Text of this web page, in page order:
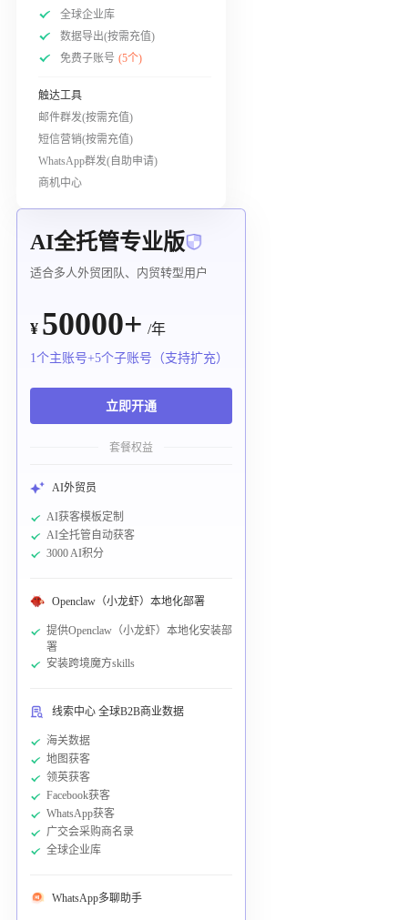
全球企业库
数据导出(按需充值)
免费子账号 (5个)
触达工具
邮件群发(按需充值)
短信营销(按需充值)
WhatsApp群发(自助申请)
商机中心
AI全托管专业版
适合多人外贸团队、内贸转型用户
¥ 50000+ /年
1个主账号+5个子账号（支持扩充）
立即开通
套餐权益
AI外贸员
AI获客模板定制
AI全托管自动获客
3000 AI积分
Openclaw（小龙虾）本地化部署
提供Openclaw（小龙虾）本地化安装部
署
安装跨境魔方skills
线索中心 全球B2B商业数据
海关数据
地图获客
领英获客
Facebook获客
WhatsApp获客
广交会采购商名录
全球企业库
WhatsApp多聊助手